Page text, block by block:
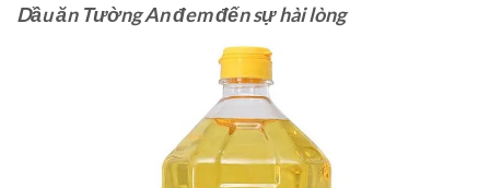
Dầu ăn Tường An đem đến sự hài lòng